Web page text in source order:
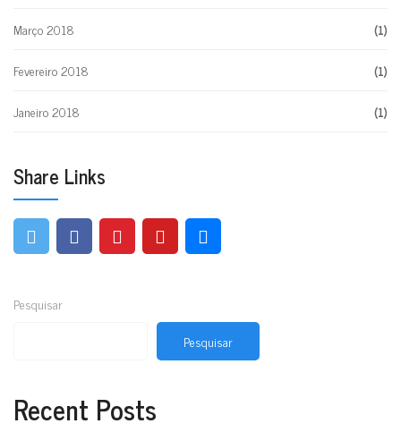
Março 2018
(1)
Fevereiro 2018
(1)
Janeiro 2018
(1)
Share Links
Pesquisar
Pesquisar
Recent Posts